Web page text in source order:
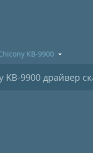
KB-9900
9900 драйвер